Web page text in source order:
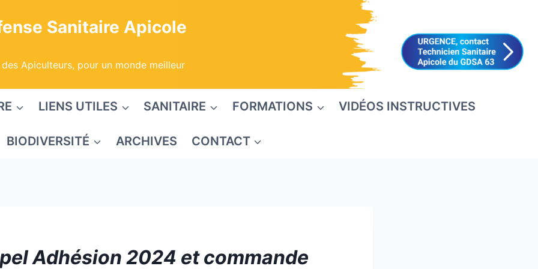
Sanitaire Apicole
Apiculteurs, pour un monde meilleur
LIENS UTILES SANITAIRE FORMATIONS VIDÉOS INSTRUCTIVES
BIODIVERSITÉ ARCHIVES CONTACT
Adhésion 2024 et commande